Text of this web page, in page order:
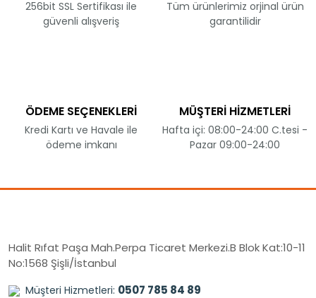
256bit SSL Sertifikası ile
güvenli alışveriş
Tüm ürünlerimiz orjinal ürün
garantilidir
ÖDEME SEÇENEKLERİ
Kredi Kartı ve Havale ile
ödeme imkanı
MÜŞTERİ HİZMETLERİ
Hafta içi: 08:00-24:00 C.tesi -
Pazar 09:00-24:00
Halit Rıfat Paşa Mah.Perpa Ticaret Merkezi.B Blok Kat:10-11
No:1568 Şişli/İstanbul
Müşteri Hizmetleri: 0507 785 84 89